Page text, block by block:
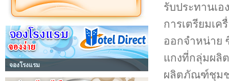
จองโรงแรม
รับประทานเอ
การเตรียมเค
ออกจำหน่าย
แกงที่กลุ่มผลิ
ผลิตภัณฑ์ชุมช